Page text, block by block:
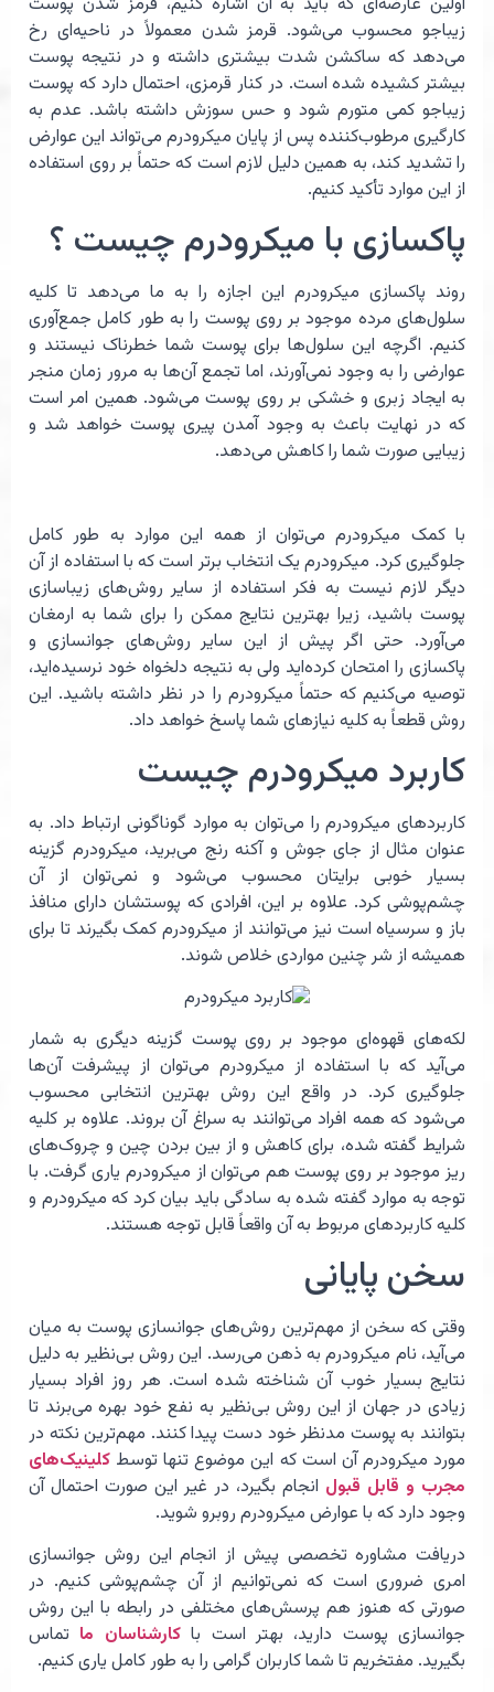
زیباجو محسوب می‌شود. قرمز شدن معمولاً در ناحیه‌ای رخ
می‌دهد که ساکشن شدت بیشتری داشته و در نتیجه پوست
بیشتر کشیده شده است. در کنار قرمزی، احتمال دارد که پوست
زیباجو کمی متورم شود و حس سوزش داشته باشد. عدم به
کارگیری مرطوب‌کننده پس از پایان میکرودرم می‌تواند این عوارض
را تشدید کند، به همین دلیل لازم است که حتماً بر روی استفاده
از این موارد تأکید کنیم.
پاکسازی با میکرودرم چیست ؟
روند پاکسازی میکرودرم این اجازه را به ما می‌دهد تا کلیه
سلول‌های مرده موجود بر روی پوست را به طور کامل جمع‌آوری
کنیم. اگرچه این سلول‌ها برای پوست شما خطرناک نیستند و
عوارضی را به وجود نمی‌آورند، اما تجمع آن‌ها به مرور زمان منجر
به ایجاد زبری و خشکی بر روی پوست می‌شود. همین امر است
که در نهایت باعث به وجود آمدن پیری پوست خواهد شد و
زیبایی صورت شما را کاهش می‌دهد.
با کمک میکرودرم می‌توان از همه این موارد به طور کامل
جلوگیری کرد. میکرودرم یک انتخاب برتر است که با استفاده از آن
دیگر لازم نیست به فکر استفاده از سایر روش‌های زیباسازی
پوست باشید، زیرا بهترین نتایج ممکن را برای شما به ارمغان
می‌آورد. حتی اگر پیش از این سایر روش‌های جوانسازی و
پاکسازی را امتحان کرده‌اید‌ ولی به نتیجه دلخواه خود نرسیده‌اید،‌
توصیه می‌کنیم که حتماً میکرودرم را در نظر داشته باشید. این
روش قطعاً به کلیه نیازهای شما پاسخ خواهد داد.
کاربرد میکرودرم چیست
کاربردهای میکرودرم را می‌توان به موارد گوناگونی ارتباط داد. به
عنوان مثال از جای جوش و آکنه رنج می‌برید، میکرودرم گزینه
بسیار خوبی برایتان محسوب می‌شود و نمی‌توان از آن
چشم‌پوشی کرد. علاوه بر این، افرادی که پوستشان دارای منافذ
باز و سرسیاه است نیز می‌توانند از میکرودرم کمک بگیرند تا برای
همیشه از شر چنین مواردی خلاص شوند.
لکه‌های قهوه‌ای موجود بر روی پوست گزینه دیگری به شمار
می‌آيد که با استفاده از میکرودرم می‌توان از پیشرفت آن‌ها
جلوگیری کرد. در واقع این روش بهترین انتخابی محسوب
می‌شود که همه افراد می‌توانند به سراغ آن بروند. علاوه بر کلیه
شرایط گفته شده، برای کاهش و از بین بردن چین و چروک‌های
ریز موجود بر روی پوست هم می‌توان از میکرودرم یاری گرفت. با
توجه به موارد گفته شده به سادگی باید بیان کرد که میکرودرم و
کلیه کاربردهای مربوط به آن واقعاً قابل توجه هستند.
سخن پایانی
وقتی که سخن از مهم‌ترین روش‌های جوانسازی پوست به میان
می‌آید، نام میکرودرم به ذهن می‌رسد. این روش بی‌نظیر به دلیل
نتایج بسیار خوب آن شناخته شده است. هر روز افراد بسیار
زیادی در جهان از این روش بی‌نظیر به نفع خود بهره می‌برند تا
بتوانند به پوست مدنظر خود دست پیدا کنند. مهم‌ترین نکته در
مورد میکرودرم آن است که این موضوع تنها توسط کلینیک‌های
مجرب و قابل قبول انجام بگیرد، در غیر این صورت احتمال آن
وجود دارد که با عوارض میکرودرم روبرو شوید.
دریافت مشاوره تخصصی پیش از انجام این روش جوانسازی
امری ضروری است که نمی‌توانیم از آن چشم‌پوشی کنیم. در
صورتی که هنوز هم پرسش‌های مختلفی در رابطه با این روش
جوانسازی پوست دارید، بهتر است باکارشناسان ما تماس
بگیرید. مفتخریم تا شما کاربران گرامی را به طور کامل یاری کنیم.